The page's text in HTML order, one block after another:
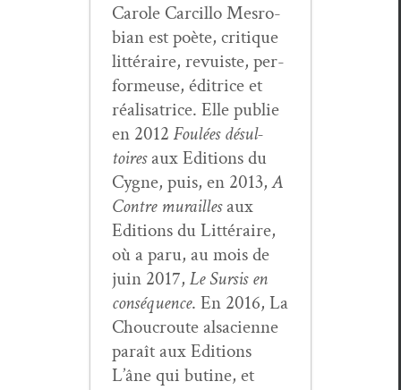
Car­ole Car­cil­lo Mes­ro­
bian est poète, cri­tique
lit­téraire, revuiste, per­
formeuse, éditrice et
réal­isatrice. Elle pub­lie
en 2012 Foulées désul­
toiresaux Edi­tions du
Cygne, puis, en 2013,A
Con­tre muraillesaux
Edi­tions du Lit­téraire,
où a paru, au mois de
juin 2017, Le Sur­sis en
con­séquence. En 2016, La
Chou­croute alsa­ci­enne
paraît aux Edi­tions
L’âne qui butine, et